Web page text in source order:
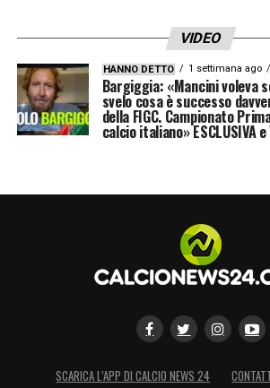
VIDEO
HANNO DETTO 1 settimana ago
Bargiggia: «Mancini voleva
svelo cosa è successo
della FIGC. Campionato
calcio italiano» ESCLUSIVA e
SCARICA L’APP DI CALCIO NEWS 24